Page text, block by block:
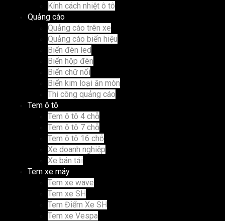
Kính cách nhiệt ô tô
Quảng cáo
Quảng cáo trên xe
Quảng cáo biển hiệu
Biển đèn led
Biển hộp đèn
Biển chữ nổi
Biển kim loại ăn mòn
Thi công quảng cáo
Tem ô tô
Tem ô tô 4 chỗ
Tem ô tô 7 chỗ
Tem ô tô 16 chỗ
Xe doanh nghiệp
Xe bán tải
Tem xe máy
Tem xe wave
Tem xe SH
Tem Điểm Xe SH
Tem xe Vespa